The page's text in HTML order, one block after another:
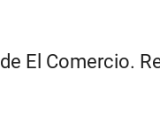
El Comercio.